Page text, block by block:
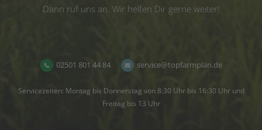
Dann ruf uns an. Wir helfen Dir gerne weiter!
02501 801 44 84 service@topfarmplan.de
Servicezeiten: Montag bis Donnerstag von 8:30 Uhr bis 16:30 Uhr und
Freitag bis 13 Uhr